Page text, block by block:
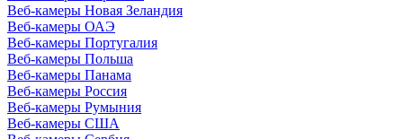
Веб-камеры Новая Зеландия
Веб-камеры ОАЭ
Веб-камеры Португалия
Веб-камеры Польша
Веб-камеры Панама
Веб-камеры Россия
Веб-камеры Румыния
Веб-камеры США